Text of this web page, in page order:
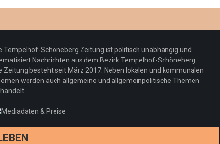
Redaktion 23. Juli 2026
Tempelhof-Schöneberg Zeitung ist politisch unabhängig und
Nachrichten aus dem Bezirk Tempelhof-Schöneberg.
Zeitung besteht seit März 2017. Neben lokalen und kommunalen
werden auch allgemeine und allgemeinpolitische Themen